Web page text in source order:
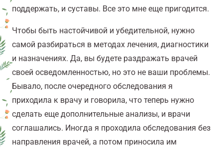
поддержать, и суставы. Все это мне еще пригодится.
Чтобы быть настойчивой и убедительной, нужно
самой разбираться в методах лечения, диагностики
и назначениях. Да, вы будете раздражать врачей
своей осведомленностью, но это не ваши проблемы.
Бывало, после очередного обследования я
приходила к врачу и говорила, что теперь нужно
сделать еще дополнительные анализы, и врачи
соглашались. Иногда я проходила обследования без
направления врачей, а потом приносила им